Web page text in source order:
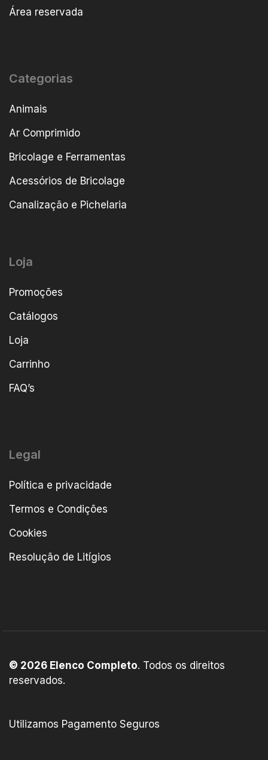
Área reservada
Categorias
Animais
Ar Comprimido
Bricolage e Ferramentas
Acessórios de Bricolage
Canalização e Pichelaria
Loja
Promoções
Catálogos
Loja
Carrinho
FAQ’s
Legal
Política e privacidade
Termos e Condições
Cookies
Resolução de Litígios
© 2026 Elenco Completo. Todos os direitos
reservados.
Utilizamos Pagamento Seguros